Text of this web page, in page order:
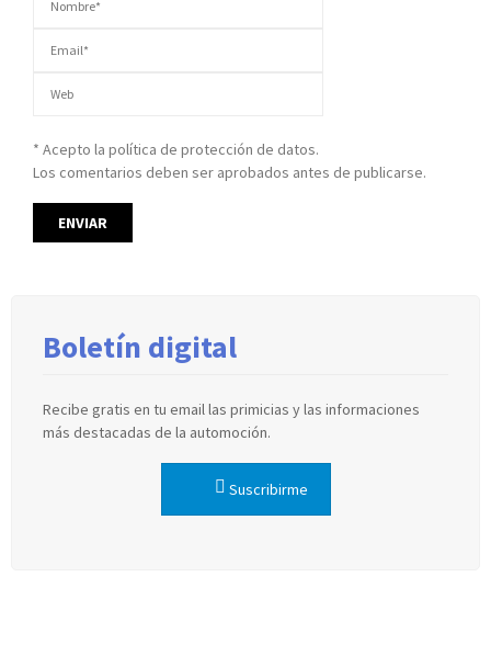
* Acepto la política de protección de datos.
Los comentarios deben ser aprobados antes de publicarse.
Boletín digital
Recibe gratis en tu email las primicias y las informaciones
más destacadas de la automoción.
Suscribirme